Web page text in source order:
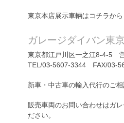
東京本店展示車輛はコチラか
ガレージダイバン東
東京都江戸川区一之江8-4-5
TEL/03-5607-3344 FAX/03-
新車・中古車の輸入代行のご
販売車両のお問い合わせはガ
ださい。